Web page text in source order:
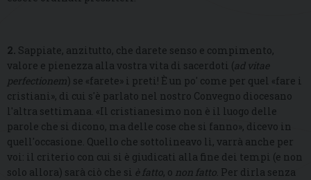
2. Sappiate, anzitutto, che darete senso e compimento,
valore e pienezza alla vostra vita di sacerdoti (ad vitae
perfectionem) se «farete» i preti! È un po' come per quel «fare i
cristiani», di cui s'è parlato nel nostro Convegno diocesano
l'altra settimana. «Il cristianesimo non è il luogo delle
parole che si dicono, ma delle cose che si fanno», dicevo in
quell'occasione. Quello che sottolineavo lì, varrà anche per
voi: il criterio con cui si è giudicati alla fine dei tempi (e non
solo allora) sarà ciò che si è fatto, o non fatto. Per dirla senza